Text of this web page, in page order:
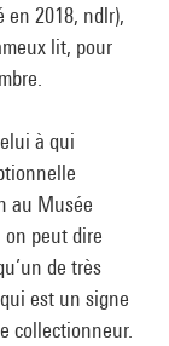
en 2018, ndlr),
lit, pour
à qui
au Musée
on peut dire
de très
est un signe
collectionneur.